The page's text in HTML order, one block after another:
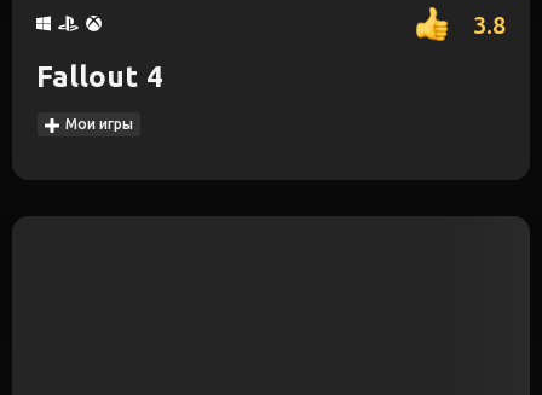
3.8
Fallout 4
Мои игры